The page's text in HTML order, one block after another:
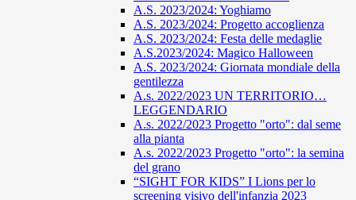
A.S. 2023/2024: Yoghiamo
A.S. 2023/2024: Progetto accoglienza
A.S. 2023/2024: Festa delle medaglie
A.S.2023/2024: Magico Halloween
A.S. 2023/2024: Giornata mondiale della
gentilezza
A.s. 2022/2023 UN TERRITORIO…
LEGGENDARIO
A.s. 2022/2023 Progetto "orto": dal seme
alla pianta
A.s. 2022/2023 Progetto "orto": la semina
del grano
“SIGHT FOR KIDS” I Lions per lo
screening visivo dell'infanzia 2023